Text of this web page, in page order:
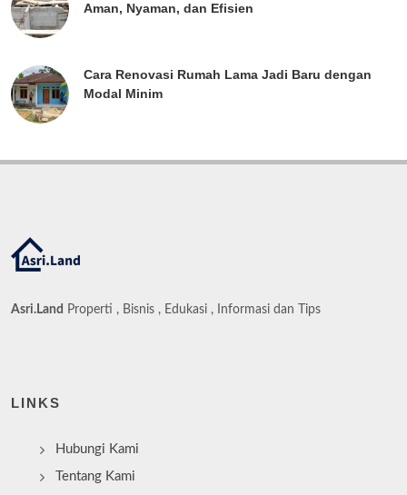
Aman, Nyaman, dan Efisien
Cara Renovasi Rumah Lama Jadi Baru dengan
Modal Minim
Asri.Land Properti , Bisnis , Edukasi , Informasi dan Tips
LINKS
Hubungi Kami
Tentang Kami